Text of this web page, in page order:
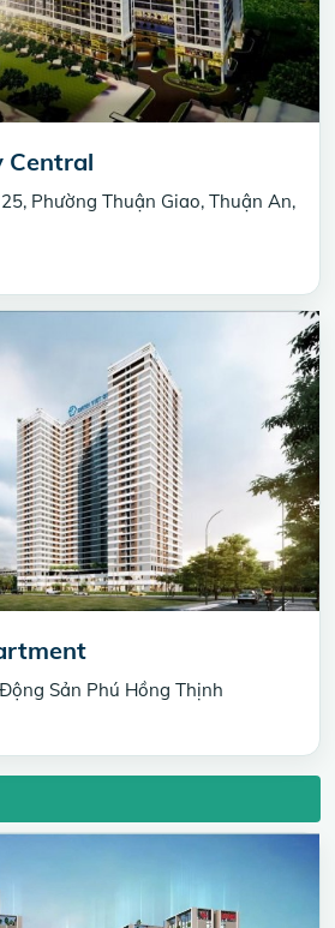
Central
Phường Thuận Giao, Thuận An,
Sản Phú Hồng Thịnh